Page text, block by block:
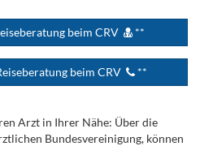
beim CRV **
beim CRV **
Arzt in Ihrer Nähe: Über die
Bundesvereinigung, können